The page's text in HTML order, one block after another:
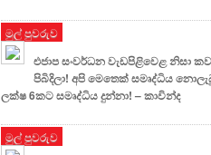
මුල් පුවරුව
එජාප සංවර්ධන වැඩපිළිවෙළ නිසා
පිබිදිලා! අපි මෙතෙක් සමෘද්ධිය
ලක්ෂ 6කට සමෘද්ධිය දුන්නා! – කාවින්ද
මුල් පුවරුව